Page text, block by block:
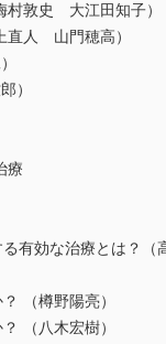
村敦史 大江田知子）
直人 山門穂高）
）
療
有効な治療とは？（
（樽野陽亮）
（八木宏樹）